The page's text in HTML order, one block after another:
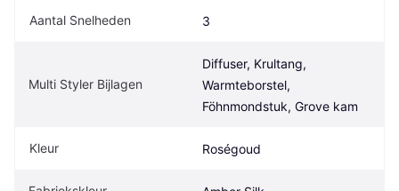
Aantal Snelheden 3
Multi Styler Bijlagen
Diffuser, Krultang,
Warmteborstel,
Föhnmondstuk, Grove kam
Kleur Roségoud